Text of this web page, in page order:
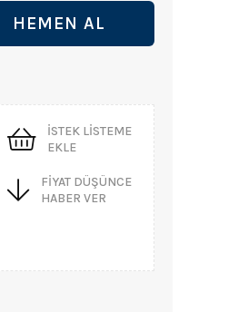
İSTEK LISTEME
EKLE
FIYAT DÜŞÜNCE
HABER VER